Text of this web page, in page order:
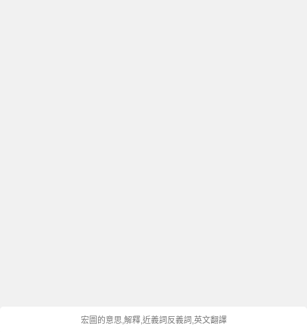
宏圖的意思,解釋,近義詞反義詞,英文翻譯